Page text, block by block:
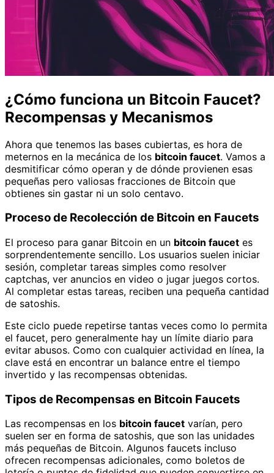
¿Cómo funciona un Bitcoin Faucet?
Recompensas y Mecanismos
Ahora que tenemos las bases cubiertas, es hora de
meternos en la mecánica de los bitcoin faucet. Vamos a
desmitificar cómo operan y de dónde provienen esas
pequeñas pero valiosas fracciones de Bitcoin que
obtienes sin gastar ni un solo centavo.
Proceso de Recolección de Bitcoin en Faucets
El proceso para ganar Bitcoin en un bitcoin faucet es
sorprendentemente sencillo. Los usuarios suelen iniciar
sesión, completar tareas simples como resolver
captchas, ver anuncios en video o jugar juegos cortos.
Al completar estas tareas, reciben una pequeña cantidad
de satoshis.
Este ciclo puede repetirse tantas veces como lo permita
el faucet, pero generalmente hay un límite diario para
evitar abusos. Como con cualquier actividad en línea, la
clave está en encontrar un balance entre el tiempo
invertido y las recompensas obtenidas.
Tipos de Recompensas en Bitcoin Faucets
Las recompensas en los bitcoin faucet varían, pero
suelen ser en forma de satoshis, que son las unidades
más pequeñas de Bitcoin. Algunos faucets incluso
ofrecen recompensas adicionales, como boletos de